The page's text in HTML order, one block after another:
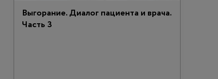
Выгорание. Диалог пациента и врача.
Часть 3